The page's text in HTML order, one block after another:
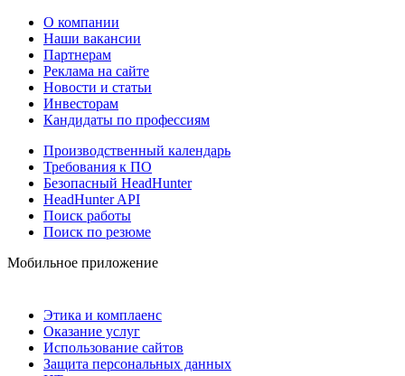
О компании
Наши вакансии
Партнерам
Реклама на сайте
Новости и статьи
Инвесторам
Кандидаты по профессиям
Производственный календарь
Требования к ПО
Безопасный HeadHunter
HeadHunter API
Поиск работы
Поиск по резюме
Мобильное приложение
Этика и комплаенс
Оказание услуг
Использование сайтов
Защита персональных данных